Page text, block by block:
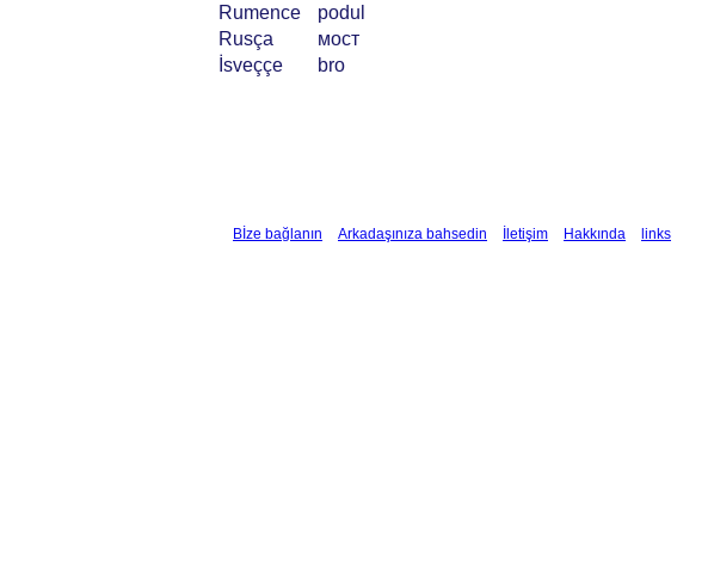
Rumence
podul
Rusça
мост
İsveççe
bro
Bİze bağlanın Arkadaşınıza bahsedin İletişim Hakkında links